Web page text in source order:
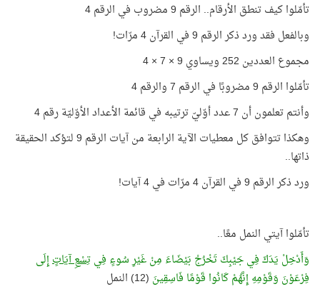
تأمّلوا كيف تنطق الأرقام.. الرقم 9 مضروب في الرقم 4
وبالفعل فقد ورد ذكر الرقم 9 في القرآن 4 مرّات!
مجموع العددين 252 ويساوي 9 × 7 × 4
تأمّلوا الرقم 9 مضروبًا في الرقم 7 والرقم 4
وأنتم تعلمون أن 7 عدد أوّليّ ترتيبه في قائمة الأعداد الأوّليّة رقم 4
وهكذا تتوافق كل معطيات الآية الرابعة من آيات الرقم 9 لتؤكد الحقيقة
ذاتها..
ورد ذكر الرقم 9 في القرآن 4 مرّات في 4 آيات!
تأمّلوا آيتي النمل معًا..
وَأَدْخِلْ يَدَكَ فِي جَيْبِكَ تَخْرُجْ بَيْضَاءَ مِنْ غَيْرِ سُوءٍ فِيتِسْعِ آيَاتٍإِلَى
فِرْعَوْنَ وَقَوْمِهِ إِنَّهُمْ كَانُوا قَوْمًا فَاسِقِينَ (12) النمل